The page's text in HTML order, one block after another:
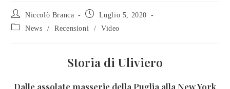
Niccolò Branca
Luglio 5, 2020
News
/ Recensioni / Video
Storia di Uliviero
Dalle assolate masserie della Puglia alla New York